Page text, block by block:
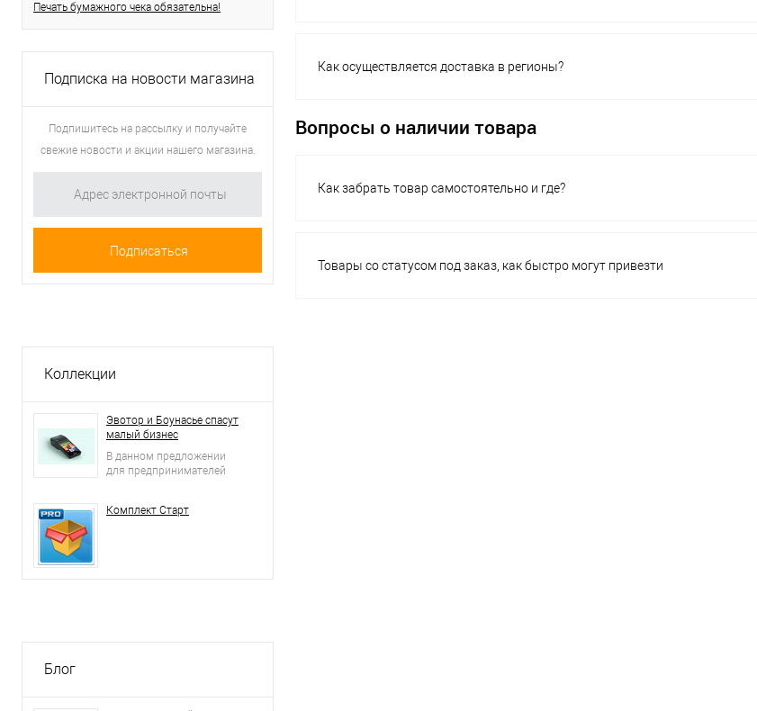
Печать бумажного чека обязательна!
Подписка на новости магазина
Подпишитесь на рассылку и получайте
свежие новости и акции нашего магазина.
Коллекции
Эвотор и Боунасье спасут
малый бизнес
В данном предложении
для предпринимателей
Комплект Старт
Блог
Как осуществляется доставка в регионы?
Вопросы о наличии товара
Как забрать товар самостоятельно и где?
Товары со статусом под заказ, как быстро могут привезти